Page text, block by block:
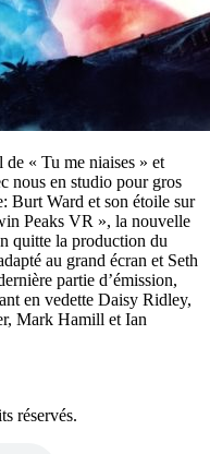
de « Tu me niaises » et
nous en studio pour gros
Burt Ward et son étoile sur
Peaks VR », la nouvelle
quitte la production du
au grand écran et Seth
partie d’émission,
en vedette Daisy Ridley,
Mark Hamill et Ian
réservés.